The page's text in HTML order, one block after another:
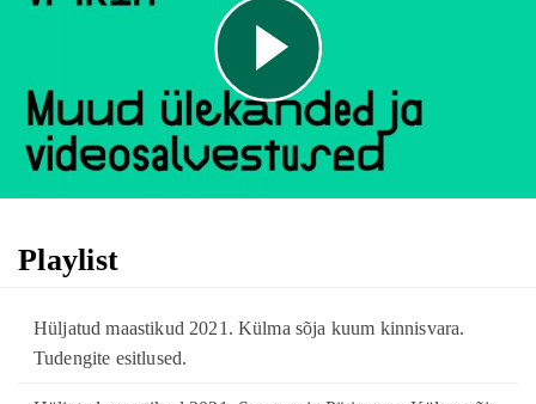
Play
Video
Playlist
Hüljatud maastikud 2021. Külma sõja kuum kinnisvara.
Tudengite esitlused.